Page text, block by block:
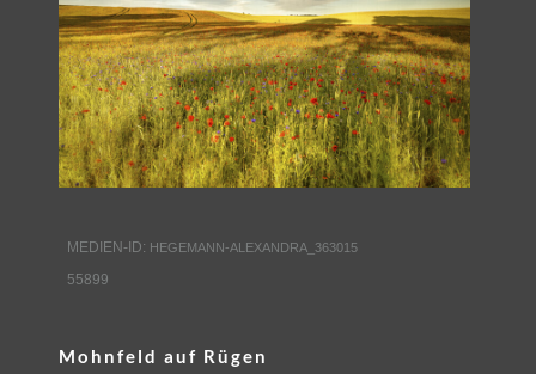
LED-LEUCHTBILDER
WIR DRUCKEN IHR BILD
AUSSTELLUNGEN
KONTAKT
MEDIEN-ID: HEGEMANN-ALEXANDRA_363015
55899
Mohnfeld auf Rügen